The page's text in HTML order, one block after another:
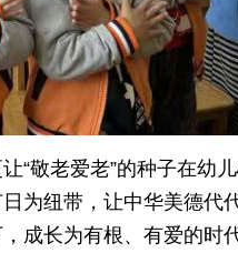
“敬老爱老”的种子在幼
为纽带，让中华美德代
成长为有根、有爱的时